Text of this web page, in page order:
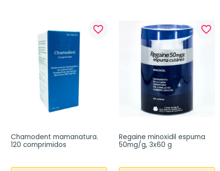
favorite_border
Chamodent mamanatura.
120 comprimidos
favorite_border
Regaine minoxidil espuma
50mg/g, 3x60 g